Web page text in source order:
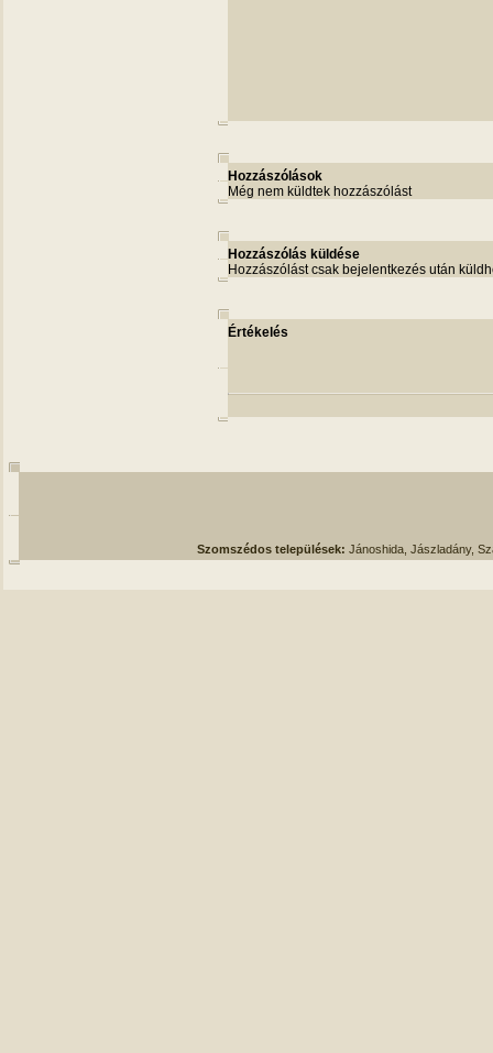
Hozzászólások
Még nem küldtek hozzászólást
Hozzászólás küldése
Hozzászólást csak bejelentkezés után
Értékelés
Szomszédos települések: Jánoshida, Jászladány,